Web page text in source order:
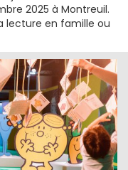
2025 à Montreuil.
lecture en famille ou